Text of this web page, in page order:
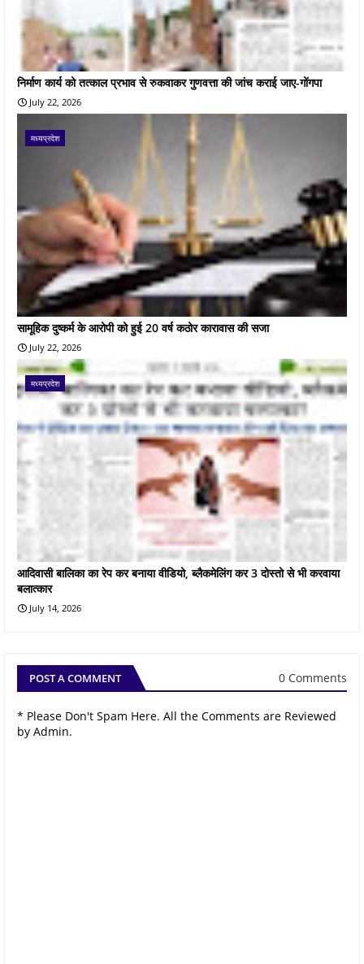
निर्माण कार्य को तत्काल प्रभाव से रुकवाकर गुणवत्ता की जांच कराई जाए-गोंगपा
July 22, 2026
मध्यप्रदेश
सामूहिक दुष्कर्म के आरोपी को हुई 20 वर्ष कठोर कारावास की सजा
July 22, 2026
मध्यप्रदेश
आदिवासी बालिका का रेप कर बनाया वीडियो, ब्लैकमेलिंग कर 3 दोस्तो से भी करवाया
बलात्कार
July 14, 2026
POST A COMMENT 0 Comments
* Please Don't Spam Here. All the Comments are Reviewed
by Admin.